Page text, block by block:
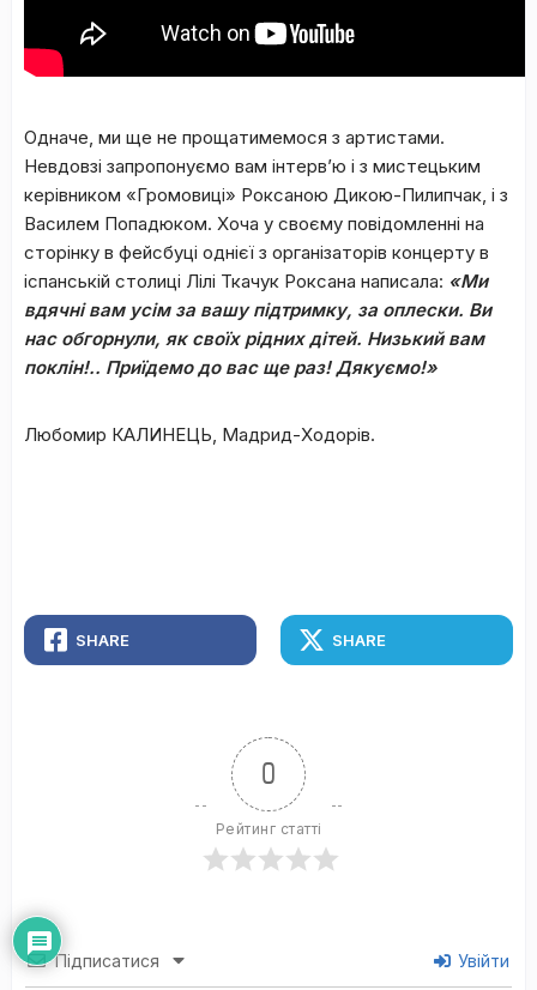
Одначе, ми ще не прощатимемося з артистами.
Невдовзі запропонуємо вам інтерв’ю і з мистецьким
керівником «Громовиці» Роксаною Дикою-Пилипчак, і з
Василем Попадюком. Хоча у своєму повідомленні на
сторінку в фейсбуці однієї з організаторів концерту в
іспанській столиці Лілі Ткачук Роксана написала: «Ми
вдячні вам усім за вашу підтримку, за оплески. Ви
нас обгорнули, як своїх рідних дітей. Низький вам
поклін!.. Приїдемо до вас ще раз! Дякуємо!»
Любомир КАЛИНЕЦЬ, Мадрид-Ходорів.
SHARE SHARE
0
Рейтинг статті
Підписатися Увійти